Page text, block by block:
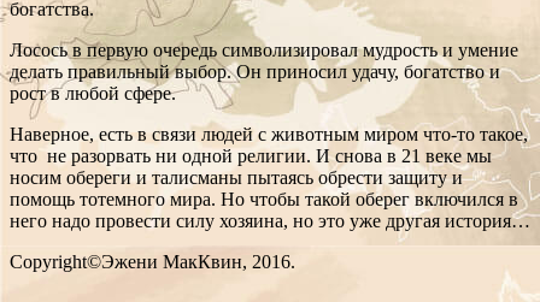
богатства.
Лосось в первую очередь символизировал мудрость и умение
делать правильный выбор. Он приносил удачу, богатство и
рост в любой сфере.
Наверное, есть в связи людей с животным миром что-то такое,
что не разорвать ни одной религии. И снова в 21 веке мы
носим обереги и талисманы пытаясь обрести защиту и
помощь тотемного мира. Но чтобы такой оберег включился в
него надо провести силу хозяина, но это уже другая история…
Copyright©Эжени МакКвин, 2016.